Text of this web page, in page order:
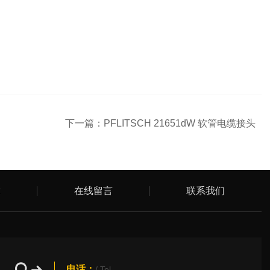
下一篇： PFLITSCH 21651dW 软管电缆接头
在线留言 联系我们